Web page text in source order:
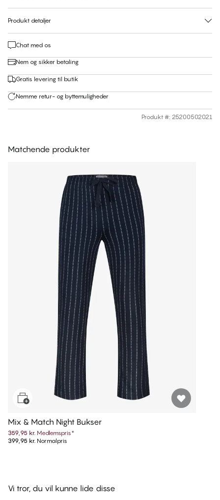
Produkt detaljer
Chat med os
Nem og sikker betaling
Gratis levering til butik
Nemme retur- og byttemuligheder
Produkt #: 25200502021
Matchende produkter
Mix & Match Night Bukser
359,95 kr. Medlemspris*
399,95 kr. Normalpris
Vi tror, du vil kunne lide disse